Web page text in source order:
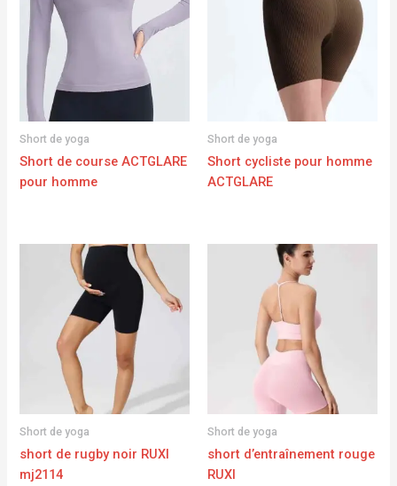
Short de yoga
Short de course ACTGLARE
pour homme
Short de yoga
Short cycliste pour homme
ACTGLARE
Short de yoga
short de rugby noir RUXI
mj2114
Short de yoga
short d’entraînement rouge
RUXI